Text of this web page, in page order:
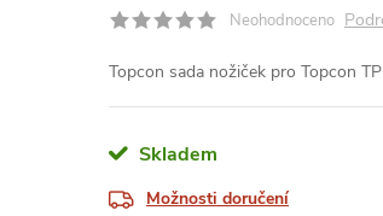
Neohodnoceno
Topcon sada nožiček pro Topcon
Skladem
Možnosti doručení